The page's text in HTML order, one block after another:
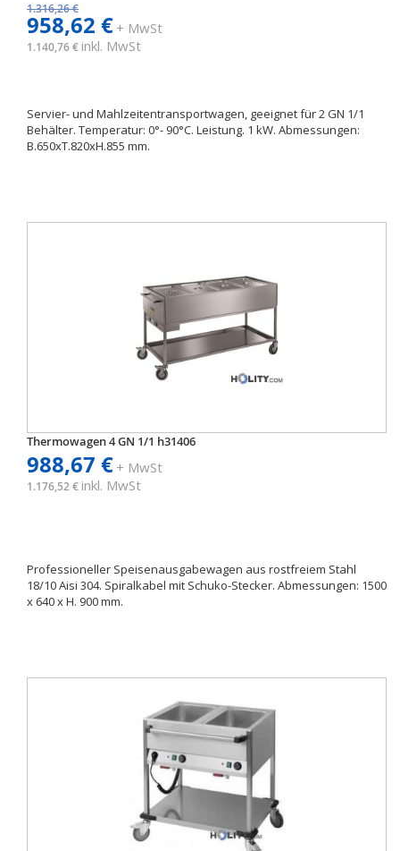
1.316,26 €
958,62 €+ MwSt
1.140,76 € inkl. MwSt
Servier- und Mahlzeitentransportwagen, geeignet für 2 GN 1/1
Behälter. Temperatur: 0°- 90°C. Leistung. 1 kW. Abmessungen:
B.650xT.820xH.855 mm.
Thermowagen 4 GN 1/1 h31406
988,67 €+ MwSt
1.176,52 € inkl. MwSt
Professioneller Speisenausgabewagen aus rostfreiem Stahl
18/10 Aisi 304. Spiralkabel mit Schuko-Stecker. Abmessungen: 1500
x 640 x H. 900 mm.